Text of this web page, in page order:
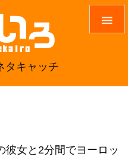
タキャッチ

女と2分間でヨーロッ